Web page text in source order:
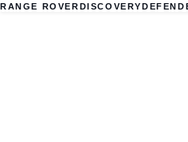
RANGE ROVERDISCOVERY